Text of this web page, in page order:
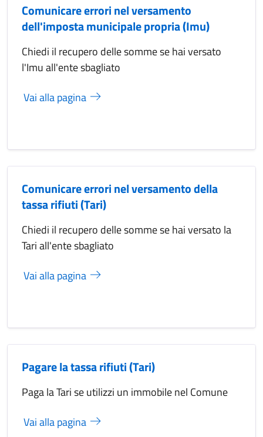
Comunicare errori nel versamento
dell'imposta municipale propria (Imu)
Chiedi il recupero delle somme se hai versato
l'Imu all'ente sbagliato
Vai alla pagina
Comunicare errori nel versamento della
tassa rifiuti (Tari)
Chiedi il recupero delle somme se hai versato la
Tari all'ente sbagliato
Vai alla pagina
Pagare la tassa rifiuti (Tari)
Paga la Tari se utilizzi un immobile nel Comune
Vai alla pagina